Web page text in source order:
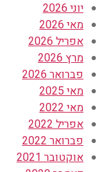
יוני 2026
מאי 2026
אפריל 2026
מרץ 2026
פברואר 2026
מאי 2025
מאי 2022
אפריל 2022
פברואר 2022
אוקטובר 2021